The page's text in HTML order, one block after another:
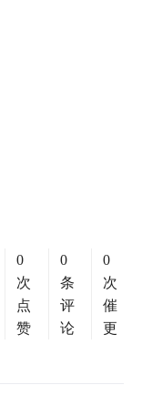
0
次
点
赞
0
条
评
论
0
次
催
更